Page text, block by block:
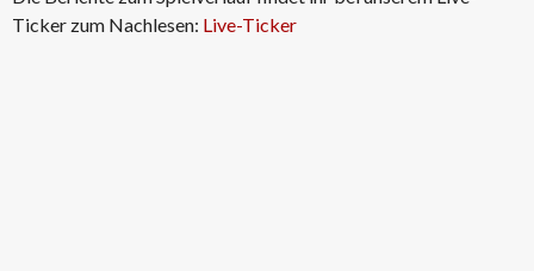
Ticker zum Nachlesen: Live-Ticker